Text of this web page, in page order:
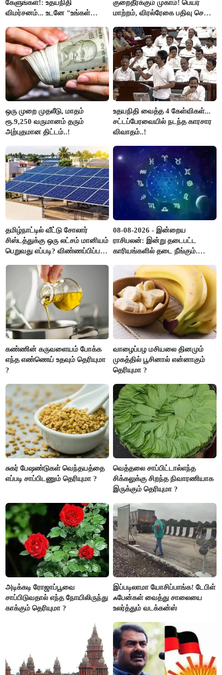
கேளுங்கள்!: உதயநிதி
விமர்சனம்... உடனே "உங்கள்
ஆதவ் அர்ஜுனா பதிலடி!
குறைதீர்க்கும் முகாம்! பெயர்
மாற்றம், விரல்ரேகை பதிவு செய்ய
ஒரு முறை முதலீடு, மாதம்
ரூ.9,250 வருமானம் தரும்
அற்புதமான திட்டம்..!
உதயநிதி வைத்த 4 கேள்விகள்...
சட்டப்பேரவையில் நடந்த காரசார
விவாதம்..!
தமிழ்நாட்டில் வீட்டு சோலார்
சிஸ்டத்துக்கு ஒரு லட்சம் மானியம்
பெறுவது எப்படி? விண்ணப்பிப்பது
08-08-2026 - இன்றைய
ராசிபலன்: இன்று தடைபட்ட
காரியங்களில் தடை நீங்கும்.
இருக்கும். ஆன்மீக எண்ணம்
அதிகரிக்கும்..!
கண்ணின் கருவளையம் போக்க
எந்த எண்ணெய் உதவும் தெரியுமா
?
வாழைப்பழ மசியலை தினமும்
முகத்தில் பூசினால் என்னாகும்
தெரியுமா ?
சுகர் பேஷண்டுகள் வெந்தயத்தை
எப்படி சாப்பிடணும் தெரியுமா ?
வெத்தலை சாப்பிட்டால்எந்த
சிக்கலுக்கு சிறந்த நிவாரணியாக
இருக்கும் தெரியுமா ?
அடிக்கடி ரோஜாப்பூவை
சாப்பிடுவதால் எந்த நோயிலிருந்து
காக்கும் தெரியுமா ?
இப்படிலாமா யோசிப்பாங்க! டேபிள்
ஃபேன்கள் வைத்து சாலையை
உலர்த்தும் வடக்கன்ஸ்